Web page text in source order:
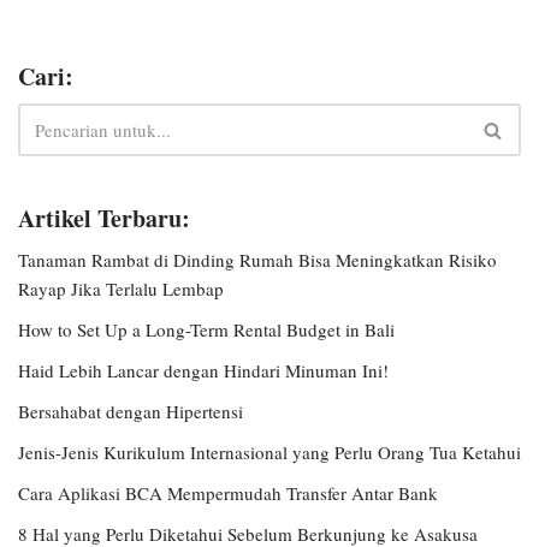
Cari:
Artikel Terbaru:
Tanaman Rambat di Dinding Rumah Bisa Meningkatkan Risiko
Rayap Jika Terlalu Lembap
How to Set Up a Long-Term Rental Budget in Bali
Haid Lebih Lancar dengan Hindari Minuman Ini!
Bersahabat dengan Hipertensi
Jenis-Jenis Kurikulum Internasional yang Perlu Orang Tua Ketahui
Cara Aplikasi BCA Mempermudah Transfer Antar Bank
8 Hal yang Perlu Diketahui Sebelum Berkunjung ke Asakusa